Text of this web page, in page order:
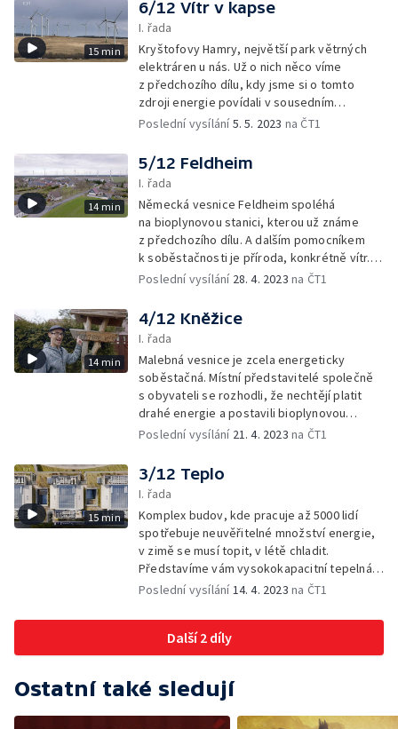
15 min
6/12 Vítr v kapse
I. řada
Kryštofovy Hamry, největší park větrných
elektráren u nás. Už o nich něco víme
z předchozího dílu, kdy jsme si o tomto
zdroji energie povídali v sousedním
Německu. Česká vesnice šla na to trochu
větrníky, zajistí rozpočet vesnice až na 25
let dopředu.
Poslední vysílání5. 5. 2023 na ČT1
14 min
5/12 Feldheim
I. řada
Německá vesnice Feldheim spoléhá
na bioplynovou stanici, kterou už známe
z předchozího dílu. A dalším pomocníkem
k soběstačnosti je příroda, konkrétně vítr.
Takže se podíváme, jak elektřinu vyrábějí
Poslední vysílání 28. 4. 2023 na ČT1
14 min
4/12 Kněžice
I. řada
Malebná vesnice je zcela energeticky
soběstačná. Místní představitelé společně
s obyvateli se rozhodli, že nechtějí platit
drahé energie a postavili bioplynovou
stanici. Veškeré bioodpady promění
Poslední vysílání 21. 4. 2023 na ČT1
15 min
3/12 Teplo
I. řada
Komplex budov, kde pracuje až 5000 lidí
spotřebuje neuvěřitelné množství energie,
v zimě se musí topit, v létě chladit.
Představíme vám vysokokapacitní tepelná
čerpadla. Pod budovami je celkem 179 vrtů
vůbec nepotřebuje klasickou kotelnu.
Poslední vysílání14. 4. 2023 na ČT1
Další 2 díly
Ostatní také sledují